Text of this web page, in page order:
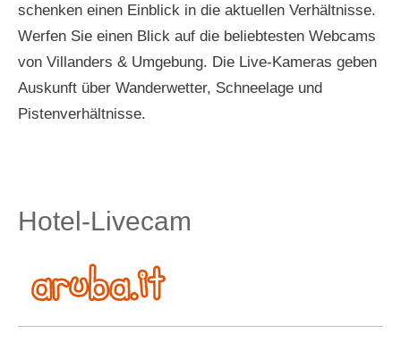
schenken einen Einblick in die aktuellen Verhältnisse.
Werfen Sie einen Blick auf die beliebtesten Webcams
von Villanders & Umgebung. Die Live-Kameras geben
Auskunft über Wanderwetter, Schneelage und
Pistenverhältnisse.
Hotel-Livecam